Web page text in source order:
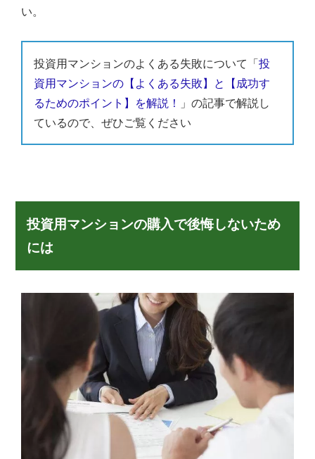
い。
投資用マンションのよくある失敗について「投
資用マンションの【よくある失敗】と【成功す
るためのポイント】を解説！
」の記事で解説し
ているので、ぜひご覧ください
投資用マンションの購入で後悔しないため
には